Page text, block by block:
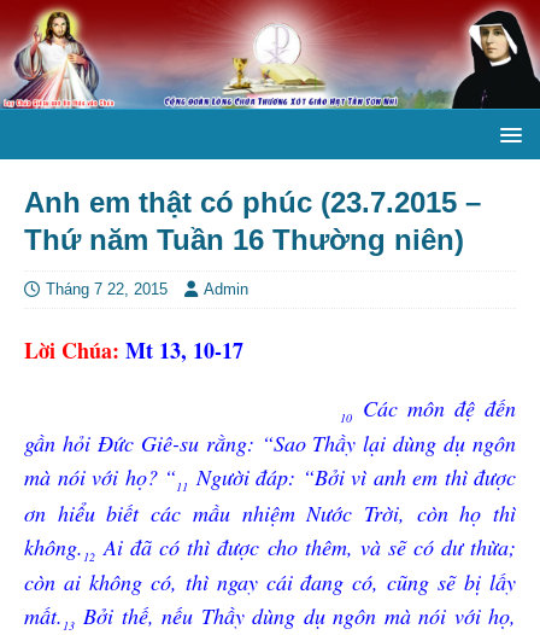
Anh em thật có phúc (23.7.2015 –
Thứ năm Tuần 16 Thường niên)
Tháng 7 22, 2015 Admin
Lời Chúa: Mt 13, 10-17
10
Các môn đệ đến
gần hỏi Đức Giê-su rằng: “Sao Thầy lại dùng dụ ngôn
mà nói với họ? “11 Người đáp: “Bởi vì anh em thì được
ơn hiểu biết các mầu nhiệm Nước Trời, còn họ thì
không. 12 Ai đã có thì được cho thêm, và sẽ có dư thừa;
còn ai không có, thì ngay cái đang có, cũng sẽ bị lấy
mất. 13 Bởi thế, nếu Thầy dùng dụ ngôn mà nói với họ,